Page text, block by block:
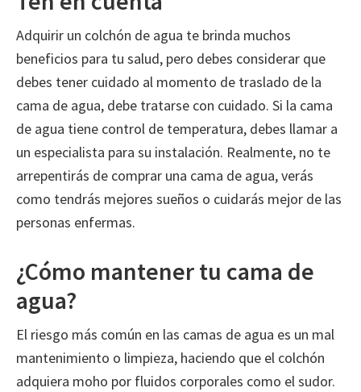
Adquirir un colchón de agua te brinda muchos
beneficios para tu salud, pero debes considerar que
debes tener cuidado al momento de traslado de la
cama de agua, debe tratarse con cuidado. Si la cama
de agua tiene control de temperatura, debes llamar a
un especialista para su instalación. Realmente, no te
arrepentirás de comprar una cama de agua, verás
como tendrás mejores sueños o cuidarás mejor de las
personas enfermas.
¿Cómo mantener tu cama de
agua?
El riesgo más común en las camas de agua es un mal
mantenimiento o limpieza, haciendo que el colchón
adquiera moho por fluidos corporales como el sudor.